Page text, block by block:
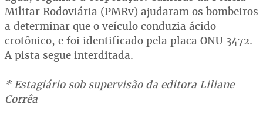
Militar Rodoviária (PMRv) ajudaram os bombeiros
a determinar que o veículo conduzia ácido
crotônico, e foi identificado pela placa ONU 3472.
A pista segue interditada.
* Estagiário sob supervisão da editora Liliane
Corrêa